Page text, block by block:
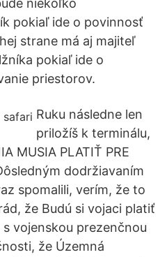
niekoľko
pokiaľ ide o povinnosť
strane má aj majiteľ
pokiaľ ide o
priestorov.
Ruku následne len
priložíš k terminálu,
MUSIA PLATIŤ PRE
dodržiavaním
spomalili, verím, že to
že Budú si vojaci platiť
s vojenskou prezenčnou
že Územná